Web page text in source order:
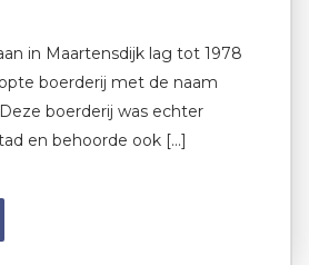
in Maartensdijk lag tot 1978
boerderij met de naam
Deze boerderij was echter
en behoorde ook […]